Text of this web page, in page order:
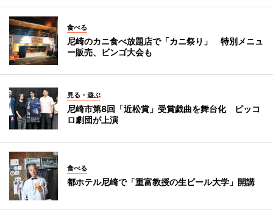
食べる
尼崎のカニ食べ放題店で「カニ祭り」 特別メニュ
ー販売、ビンゴ大会も
見る・遊ぶ
尼崎市第8回「近松賞」受賞戯曲を舞台化 ピッコ
ロ劇団が上演
食べる
都ホテル尼崎で「重富教授の生ビール大学」開講